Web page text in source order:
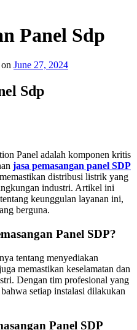
Panel Sdp
on June 27, 2024
Sdp
Panel adalah komponen kritis
jasa pemasangan panel SDP
distribusi listrik yang
industri. Artikel ini
keunggulan layanan ini,
berguna.
Panel SDP?
tentang menyediakan
memastikan keselamatan dan
Dengan tim profesional yang
setiap instalasi dilakukan
Panel SDP